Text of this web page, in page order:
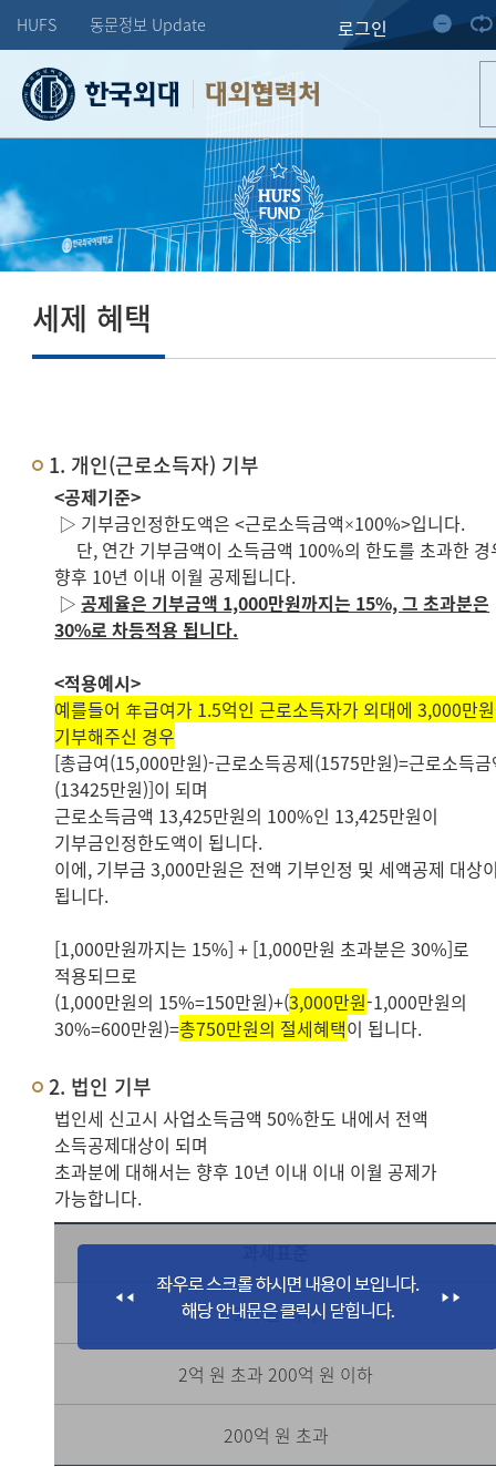
HUFS 동문정보 Update 로그인
대외협력처
세제 혜택
1. 개인(근로소득자) 기부
<공제기준>
▷ 기부금인정한도액은 <근로소득금액×100%>입니다.
단, 연간 기부금액이 소득금액 100%의 한도를 초과한 경
향후 10년 이내 이월 공제됩니다.
▷공제율은 기부금액 1,000만원까지는 15%, 그 초과분은
30%로 차등적용 됩니다.
<적용예시>
예를들어 年급여가 1.5억인 근로소득자가 외대에 3,000만
기부해주신 경우
[총급여(15,000만원)-근로소득공제(1575만원)=근로소득
(13425만원)]이 되며
근로소득금액 13,425만원의 100%인 13,425만원이
기부금인정한도액이 됩니다.
이에, 기부금 3,000만원은 전액 기부인정 및 세액공제 대상
됩니다.
[1,000만원까지는 15%] + [1,000만원 초과분은 30%]로
적용되므로
(1,000만원의 15%=150만원)+(3,000만원-1,000만원의
30%=600만원)=총750만원의 절세혜택이 됩니다.
2. 법인 기부
법인세 신고시 사업소득금액 50%한도 내에서 전액
소득공제대상이 되며
초과분에 대해서는 향후 10년 이내 이내 이월 공제가
가능합니다.
과세표준
2억 원 이하
2억 원 초과 200억 원 이하
200억 원 초과